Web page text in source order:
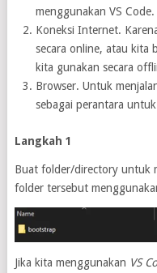
menggunakan VS Code.
Koneksi Internet.
secara online, atau kita
kita gunakan secara
Browser. Untuk
sebagai perantara
Langkah 1
Buat folder/directory untuk
folder tersebut
Jika kita menggunakan VS